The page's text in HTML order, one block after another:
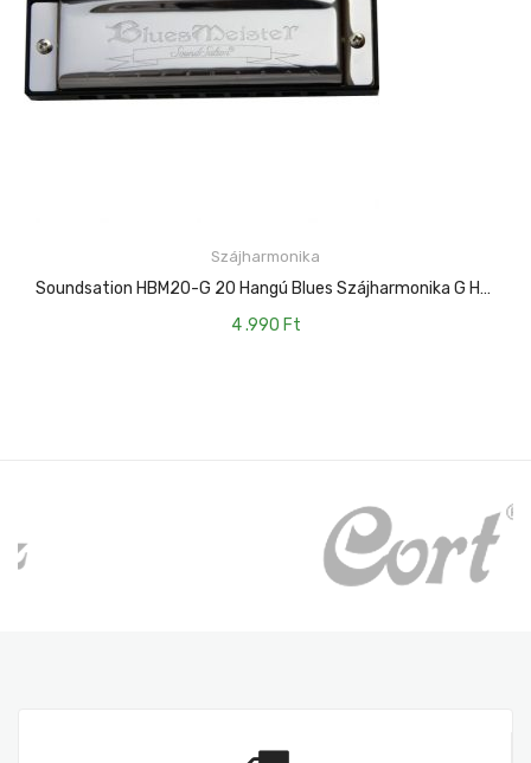
Szájharmonika
Soundsation HBM20-G 20 Hangú Blues Szájharmonika G Hangolású
4 .990 Ft
KOSÁRBA TESZEM